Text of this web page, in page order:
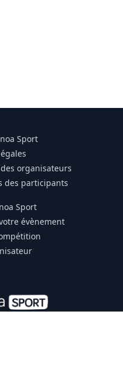
Sport
organisateurs
des participants
Sport
évènement